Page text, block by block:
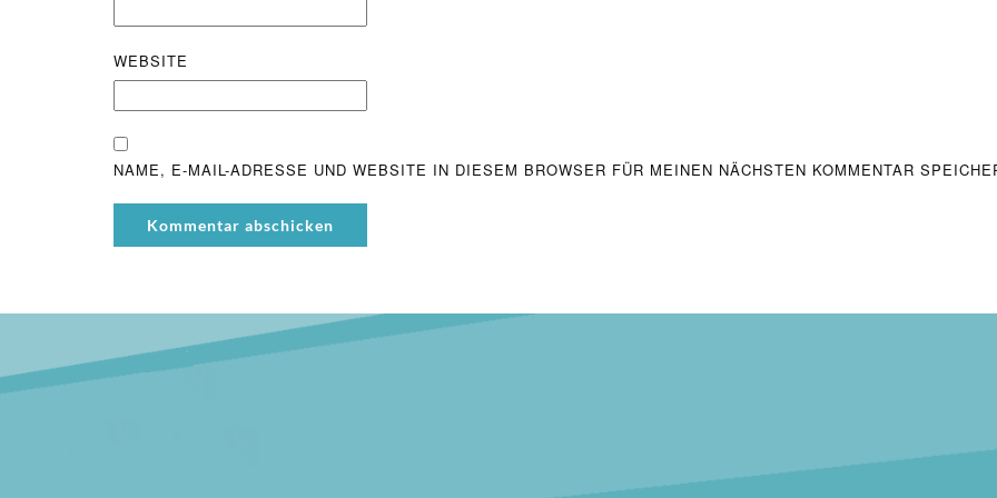
WEBSITE
NAME, E-MAIL-ADRESSE UND WEBSITE IN DIESEM BROWSER FÜR MEINEN NÄCHSTEN KOMMENTAR
Kommentar abschicken